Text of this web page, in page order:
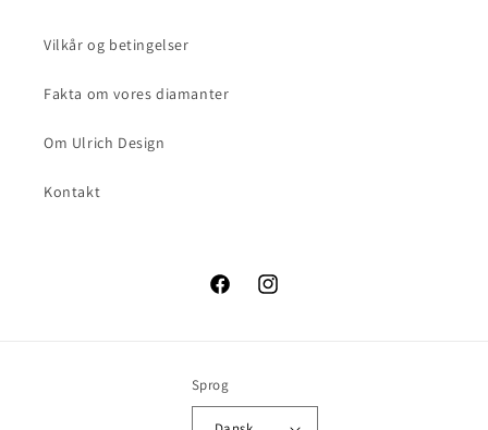
Vilkår og betingelser
Fakta om vores diamanter
Om Ulrich Design
Kontakt
FacebookInstagram
Sprog